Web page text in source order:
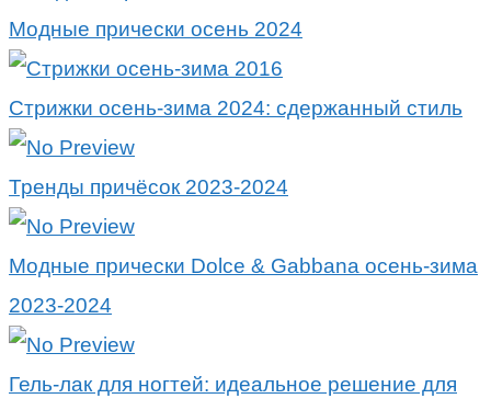
Модные прически осень 2024
Стрижки осень-зима 2024: сдержанный стиль
Тренды причёсок 2023-2024
Модные прически Dolce & Gabbana осень-зима
2023-2024
Гель-лак для ногтей: идеальное решение для